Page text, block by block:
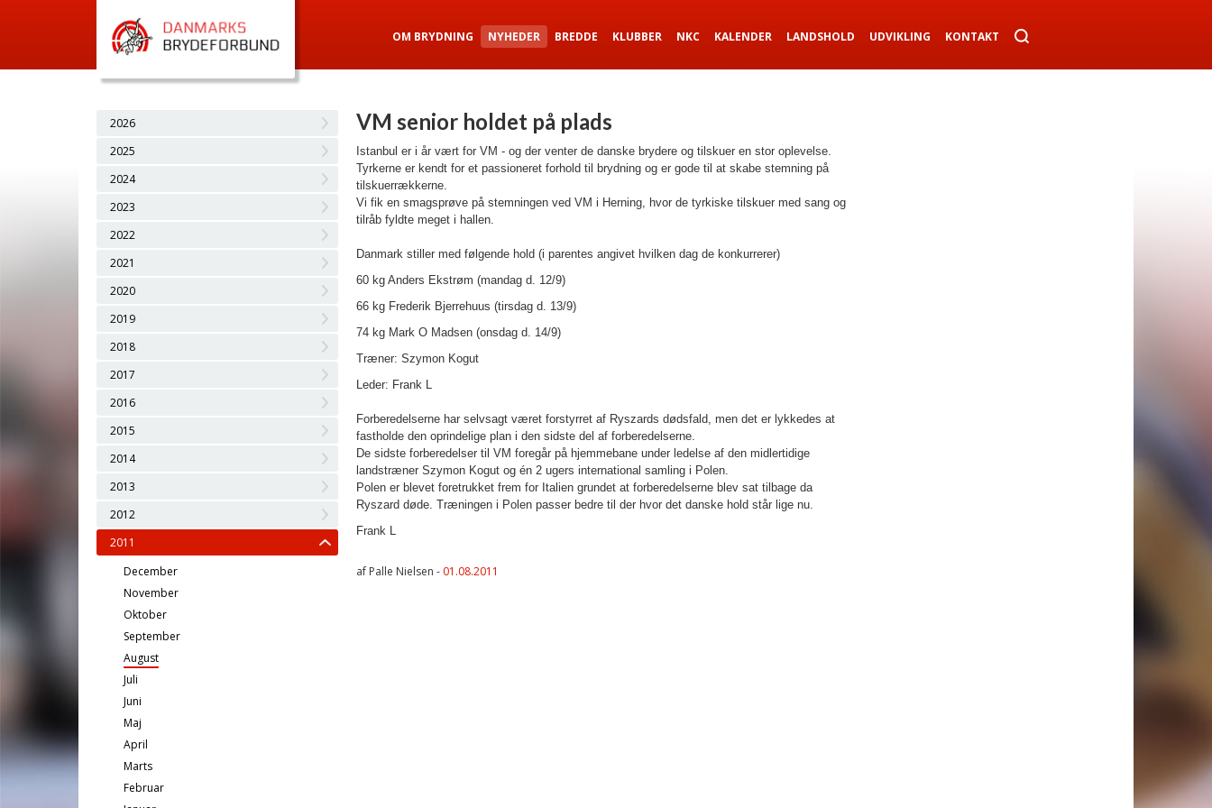
OM BRYDNING NYHEDER BREDDE KLUBBER NKC KALENDER LANDSHOLD UDVIKLING KONTAKT
2026
2025
2024
2023
2022
2021
2020
2019
2018
2017
2016
2015
2014
2013
2012
2011
December
November
Oktober
September
August
Juli
Juni
Maj
April
Marts
Februar
VM senior holdet på plads
Istanbul er i år vært for VM - og der venter de danske brydere og tilskuer en stor oplevelse.
Tyrkerne er kendt for et passioneret forhold til brydning og er gode til at skabe stemning på
tilskuerrækkerne.
Vi fik en smagsprøve på stemningen ved VM i Herning, hvor de tyrkiske tilskuer med sang og
tilråb fyldte meget i hallen.
Danmark stiller med følgende hold (i parentes angivet hvilken dag de konkurrerer)
60 kg Anders Ekstrøm (mandag d. 12/9)
66 kg Frederik Bjerrehuus (tirsdag d. 13/9)
74 kg Mark O Madsen (onsdag d. 14/9)
Træner: Szymon Kogut
Leder: Frank L
Forberedelserne har selvsagt været forstyrret af Ryszards dødsfald, men det er lykkedes at
fastholde den oprindelige plan i den sidste del af forberedelserne.
De sidste forberedelser til VM foregår på hjemmebane under ledelse af den midlertidige
landstræner Szymon Kogut og én 2 ugers international samling i Polen.
Polen er blevet foretrukket frem for Italien grundet at forberedelserne blev sat tilbage da
Ryszard døde. Træningen i Polen passer bedre til der hvor det danske hold står lige nu.
Frank L
af Palle Nielsen - 01.08.2011